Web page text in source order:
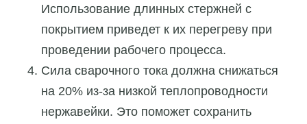
Использование длинных стержней с
покрытием приведет к их перегреву при
проведении рабочего процесса.
Сила сварочного тока должна снижаться
на 20% из-за низкой теплопроводности
нержавейки. Это поможет сохранить